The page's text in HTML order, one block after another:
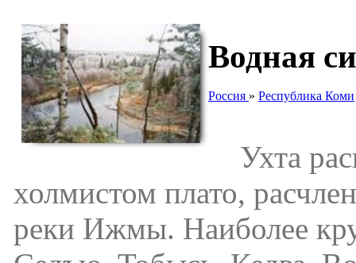
Водная
Россия » Республика Коми
Ухта
холмистом плато,
реки Ижмы. Наиболее